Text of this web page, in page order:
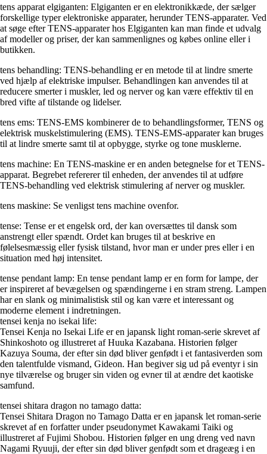
tens apparat elgiganten: Elgiganten er en elektronikkæde, der sælger
forskellige typer elektroniske apparater, herunder TENS-apparater. Ved
at søge efter TENS-apparater hos Elgiganten kan man finde et udvalg
af modeller og priser, der kan sammenlignes og købes online eller i
butikken.
tens behandling: TENS-behandling er en metode til at lindre smerte
ved hjælp af elektriske impulser. Behandlingen kan anvendes til at
reducere smerter i muskler, led og nerver og kan være effektiv til en
bred vifte af tilstande og lidelser.
tens ems: TENS-EMS kombinerer de to behandlingsformer, TENS og
elektrisk muskelstimulering (EMS). TENS-EMS-apparater kan bruges
til at lindre smerte samt til at opbygge, styrke og tone musklerne.
tens machine: En TENS-maskine er en anden betegnelse for et TENS-
apparat. Begrebet refererer til enheden, der anvendes til at udføre
TENS-behandling ved elektrisk stimulering af nerver og muskler.
tens maskine: Se venligst tens machine ovenfor.
tense: Tense er et engelsk ord, der kan oversættes til dansk som
anstrengt eller spændt. Ordet kan bruges til at beskrive en
følelsesmæssig eller fysisk tilstand, hvor man er under pres eller i en
situation med høj intensitet.
tense pendant lamp: En tense pendant lamp er en form for lampe, der
er inspireret af bevægelsen og spændingerne i en stram streng. Lampen
har en slank og minimalistisk stil og kan være et interessant og
moderne element i indretningen.
tensei kenja no isekai life:
Tensei Kenja no Isekai Life er en japansk light roman-serie skrevet af
Shinkoshoto og illustreret af Huuka Kazabana. Historien følger
Kazuya Souma, der efter sin død bliver genfødt i et fantasiverden som
den talentfulde vismand, Gideon. Han begiver sig ud på eventyr i sin
nye tilværelse og bruger sin viden og evner til at ændre det kaotiske
samfund.
tensei shitara dragon no tamago datta:
Tensei Shitara Dragon no Tamago Datta er en japansk let roman-serie
skrevet af en forfatter under pseudonymet Kawakami Taiki og
illustreret af Fujimi Shobou. Historien følger en ung dreng ved navn
Nagami Ryuuji, der efter sin død bliver genfødt som et drageæg i en